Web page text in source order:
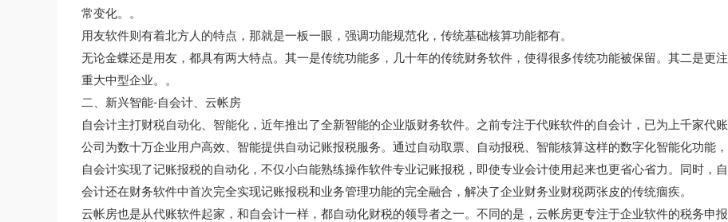
常变化。。
用友软件则有着北方人的特点，那就是一板一眼，强调功能规范化，传统基础核算功能都有。
无论金蝶还是用友，都具有两大特点。其一是传统功能多，几十年的传统财务软件，使得很多传统功能被保留。其二是更注
重大中型企业。。
二、新兴智能-自会计、云帐房
自会计主打财税自动化、智能化，近年推出了全新智能的企业版财务软件。之前专注于代账软件的自会计，已为上千家代账
公司为数十万企业用户高效、智能提供自动记账报税服务。通过自动取票、自动报税、智能核算这样的数字化智能化功能，
自会计实现了记账报税的自动化，不仅小白能熟练操作软件专业记账报税，即使专业会计使用起来也更省心省力。同时，自
会计还在财务软件中首次完全实现记账报税和业务管理功能的完全融合，解决了企业财务业财税两张皮的传统痼疾。
云帐房也是从代账软件起家，和自会计一样，都自动化财税的领导者之一。不同的是，云帐房更专注于企业软件的税务申报